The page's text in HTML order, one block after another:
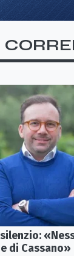
di Cassano»